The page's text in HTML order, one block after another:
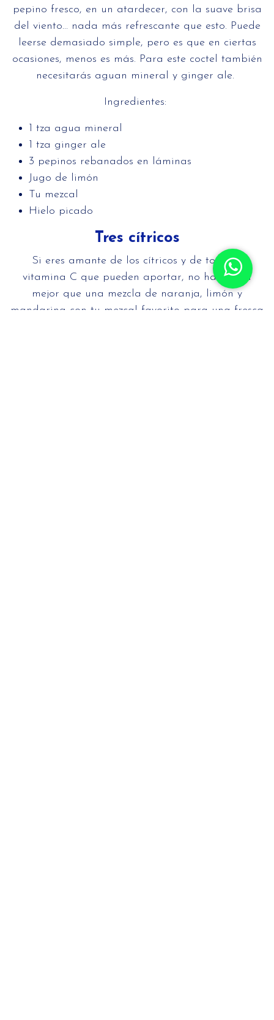
pepino fresco, en un atardecer, con la suave brisa
del viento… nada más refrescante que esto. Puede
leerse demasiado simple, pero es que en ciertas
ocasiones, menos es más. Para este coctel también
necesitarás aguan mineral y ginger ale.
Ingredientes:
1 tza agua mineral
1 tza ginger ale
3 pepinos rebanados en láminas
Jugo de limón
Tu mezcal
Hielo picado
Tres cítricos
Si eres amante de los cítricos y de toda la
vitamina C que pueden aportar, no hay nada
mejor que una mezcla de naranja, limón y
mandarina con tu mezcal favorito para una fresca